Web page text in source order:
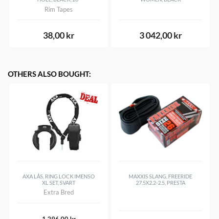
Rim Tapes
38,00 kr 3 042,00 kr
OTHERS ALSO BOUGHT:
AXA LÅS, RING LOCK IMENSO
XL SET, SVART
Extra Bred
MAXXIS SLANG, FREERIDE
27.5X2.2-2.5, PRESTA